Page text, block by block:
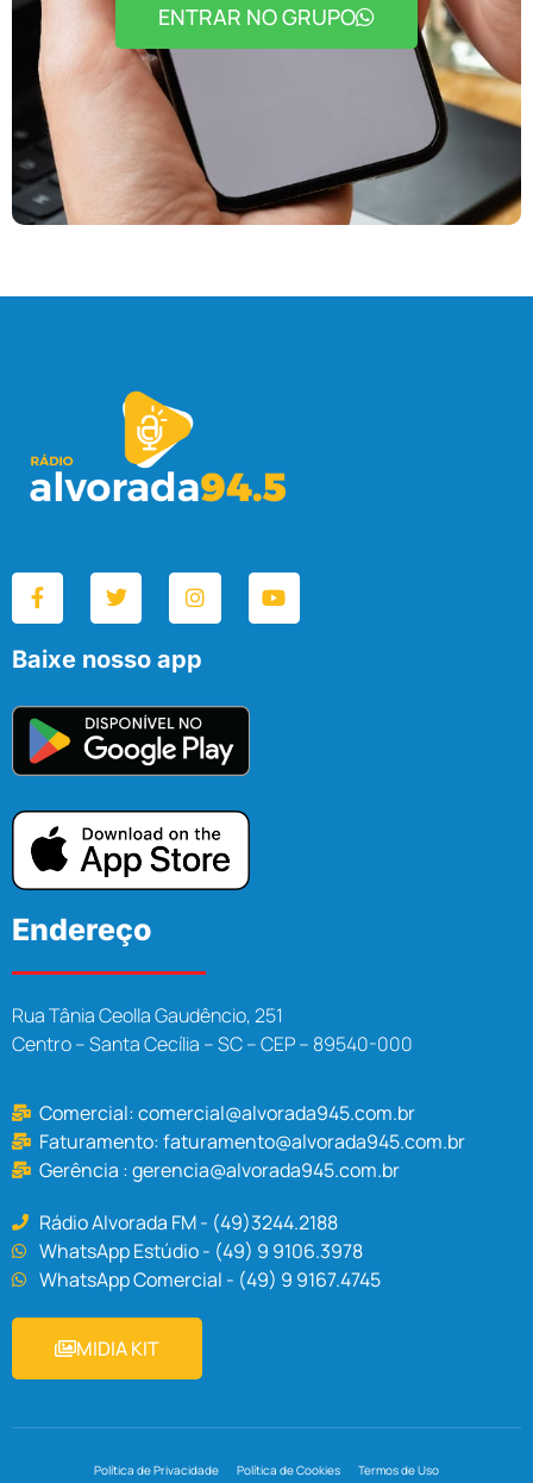
ENTRAR NO GRUPO
Baixe nosso app
Endereço
Rua Tânia Ceolla Gaudêncio, 251
Centro – Santa Cecília – SC – CEP – 89540-000
Comercial:comercial@alvorada945.com.br
Faturamento:faturamento@alvorada945.com.br
Gerência :gerencia@alvorada945.com.br
Rádio Alvorada FM - (49)3244.2188
WhatsApp Estúdio - (49) 9 9106.3978
WhatsApp Comercial - (49) 9 9167.4745
MIDIA KIT
Política de Privacidade Política de Cookies Termos de Uso